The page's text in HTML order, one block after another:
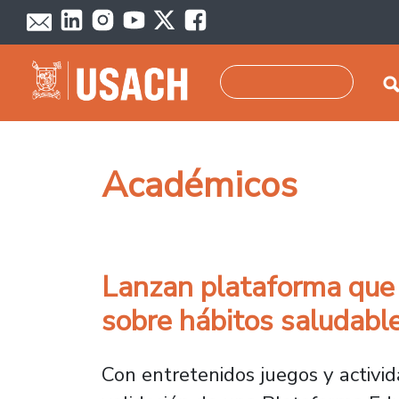
Pasar al contenido principal
Académicos
Lanzan plataforma
sobre hábitos
Con entretenidos juegos y